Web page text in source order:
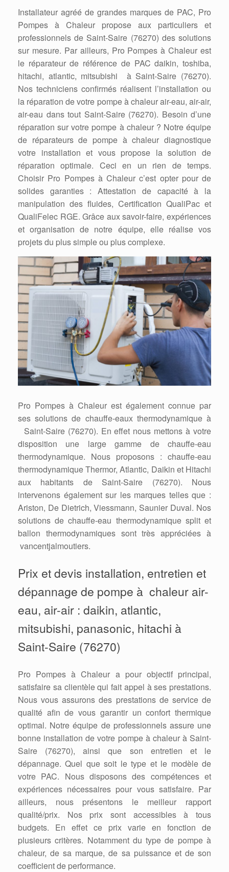
Installateur agréé de grandes marques de PAC, Pro
Pompes à Chaleur propose aux particuliers et
professionnels de Saint-Saire (76270) des solutions
sur mesure. Par ailleurs, Pro Pompes à Chaleur est
le réparateur de référence de PAC daikin, toshiba,
hitachi, atlantic, mitsubishi à Saint-Saire (76270).
Nos techniciens confirmés réalisent l’installation ou
la réparation de votre pompe à chaleur air-eau, air-air,
air-eau dans tout Saint-Saire (76270). Besoin d’une
réparation sur votre pompe à chaleur ? Notre équipe
de réparateurs de pompe à chaleur diagnostique
votre installation et vous propose la solution de
réparation optimale. Ceci en un rien de temps.
Choisir Pro Pompes à Chaleur c’est opter pour de
solides garanties : Attestation de capacité à la
manipulation des fluides, Certification QualiPac et
QualiFelec RGE. Grâce aux savoir-faire, expériences
et organisation de notre équipe, elle réalise vos
projets du plus simple ou plus complexe.
Pro Pompes à Chaleur est également connue par
ses solutions de chauffe-eaux thermodynamique à
Saint-Saire (76270). En effet nous mettons à votre
disposition une large gamme de chauffe-eau
thermodynamique. Nous proposons : chauffe-eau
thermodynamique Thermor, Atlantic, Daikin et Hitachi
aux habitants de Saint-Saire (76270). Nous
intervenons également sur les marques telles que :
Ariston, De Dietrich, Viessmann, Saunier Duval. Nos
solutions de chauffe-eau thermodynamique split et
ballon thermodynamiques sont très appréciées à
vancentjalmoutiers.
Prix et devis installation, entretien et
dépannage de pompe à chaleur air-
eau, air-air : daikin, atlantic,
mitsubishi, panasonic, hitachi à
Saint-Saire (76270)
Pro Pompes à Chaleur a pour objectif principal,
satisfaire sa clientèle qui fait appel à ses prestations.
Nous vous assurons des prestations de service de
qualité afin de vous garantir un confort thermique
optimal. Notre équipe de professionnels assure une
bonne installation de votre pompe à chaleur à Saint-
Saire (76270), ainsi que son entretien et le
dépannage. Quel que soit le type et le modèle de
votre PAC. Nous disposons des compétences et
expériences nécessaires pour vous satisfaire. Par
ailleurs, nous présentons le meilleur rapport
qualité/prix. Nos prix sont accessibles à tous
budgets. En effet ce prix varie en fonction de
plusieurs critères. Notamment du type de pompe à
chaleur, de sa marque, de sa puissance et de son
coefficient de performance.